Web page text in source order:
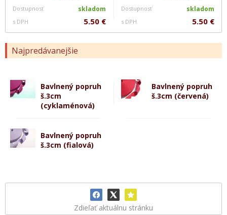
Dostupnosť skladom
s DPH 5.50 €
Dostupnosť skladom
s DPH 5.50 €
Najpredávanejšie
Bavlnený popruh
š.3cm
(cyklaménová)
Bavlnený popruh
š.3cm (červená)
Bavlnený popruh
š.3cm (fialová)
Zdieľať aktuálnu stránku